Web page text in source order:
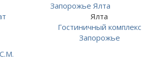
Ялта
Гостиничный комплекс
Запорожье